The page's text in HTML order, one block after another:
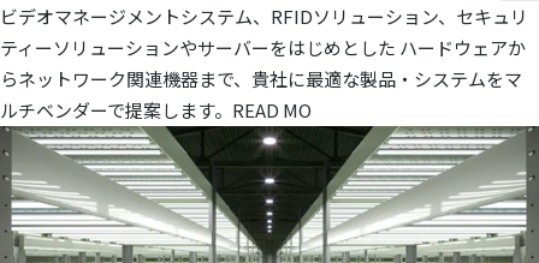
ビデオマネージメントシステム、RFIDソリューション、セキュリ
ティーソリューションやサーバーをはじめとした ハードウェアか
らネットワーク関連機器まで、貴社に最適な製品・システムをマ
ルチベンダーで提案します。READ MO